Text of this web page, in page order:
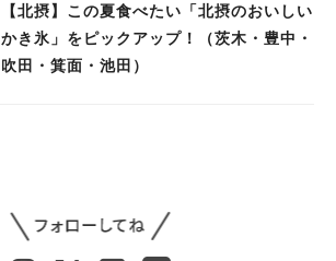
【北摂】この夏食べたい「北摂のおいしい
かき氷」をピックアップ！（茨木・豊中・
吹田・箕面・池田）